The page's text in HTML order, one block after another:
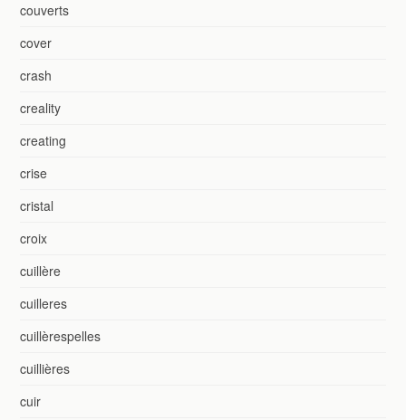
couverts
cover
crash
creality
creating
crise
cristal
croix
cuillère
cuilleres
cuillèrespelles
cuillières
cuir